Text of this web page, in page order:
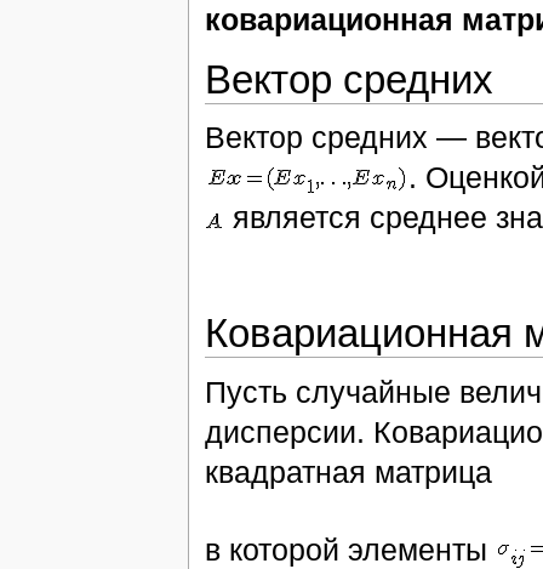
ковариационная
Вектор средних
Вектор средних —
.
является среднее
Ковариационная
Пусть случайные
дисперсии.
квадратная матрица
в которой элементы